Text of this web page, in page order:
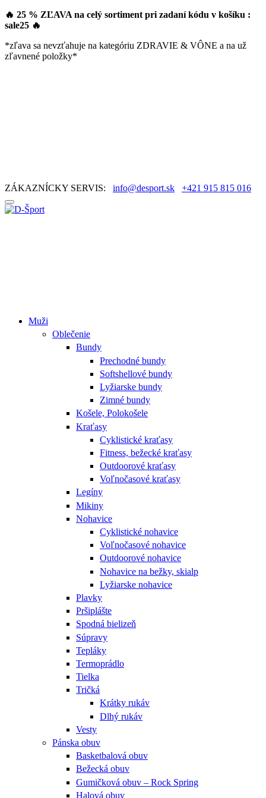
🔥 25 % ZĽAVA na celý sortiment pri zadaní kódu v košíku :
sale25 🔥
*zľava sa nevzťahuje na kategóriu ZDRAVIE & VÔNE a na už
zľavnené položky*
ZÁKAZNÍCKY SERVIS: info@desport.sk +421 915 815 016
Muži
Oblečenie
Bundy
Prechodné bundy
Softshellové bundy
Lyžiarske bundy
Zimné bundy
Košele, Polokošele
Kraťasy
Cyklistické kraťasy
Fitness, bežecké kraťasy
Outdoorové kraťasy
Voľnočasové kraťasy
Legíny
Mikiny
Nohavice
Cyklistické nohavice
Voľnočasové nohavice
Outdoorové nohavice
Nohavice na bežky, skialp
Lyžiarske nohavice
Plavky
Pršiplášte
Spodná bielizeň
Súpravy
Tepláky
Termoprádlo
Tielka
Tričká
Krátky rukáv
Dlhý rukáv
Vesty
Pánska obuv
Basketbalová obuv
Bežecká obuv
Gumičková obuv – Rock Spring
Halová obuv